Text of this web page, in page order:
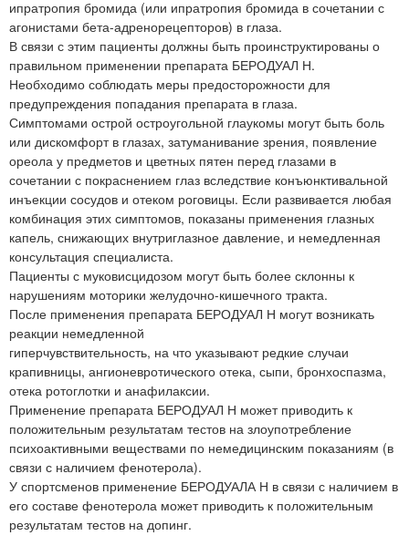
ипратропия бромида (или ипратропия бромида в сочетании с
агонистами бета-адренорецепторов) в глаза.
В связи с этим пациенты должны быть проинструктированы о
правильном применении препарата БЕРОДУАЛ Н.
Необходимо соблюдать меры предосторожности для
предупреждения попадания препарата в глаза.
Симптомами острой остроугольной глаукомы могут быть боль
или дискомфорт в глазах, затуманивание зрения, появление
ореола у предметов и цветных пятен перед глазами в
сочетании с покраснением глаз вследствие конъюнктивальной
инъекции сосудов и отеком роговицы. Если развивается любая
комбинация этих симптомов, показаны применения глазных
капель, снижающих внутриглазное давление, и немедленная
консультация специалиста.
Пациенты с муковисцидозом могут быть более склонны к
нарушениям моторики желудочно-кишечного тракта.
После применения препарата БЕРОДУАЛ Н могут возникать
реакции немедленной
гиперчувствительность, на что указывают редкие случаи
крапивницы, ангионевротического отека, сыпи, бронхоспазма,
отека ротоглотки и анафилаксии.
Применение препарата БЕРОДУАЛ Н может приводить к
положительным результатам тестов на злоупотребление
психоактивными веществами по немедицинским показаниям (в
связи с наличием фенотерола).
У спортсменов применение БЕРОДУАЛА Н в связи с наличием в
его составе фенотерола может приводить к положительным
результатам тестов на допинг.